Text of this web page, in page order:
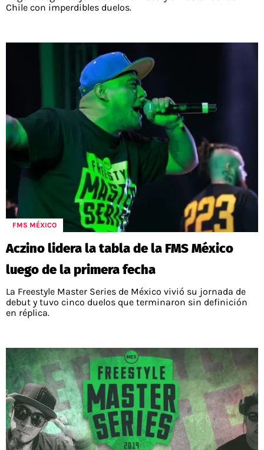
Chile con imperdibles duelos.
FMS MÉXICO
Aczino lidera la tabla de la FMS México
luego de la primera fecha
La Freestyle Master Series de México vivió su jornada de
debut y tuvo cinco duelos que terminaron sin definición
en réplica.